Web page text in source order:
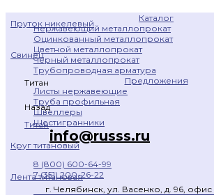
Пруток никелевый
Свинец
Титан
Назад
Титан
Круг титановый
Лента титановая
Каталог
Нержавеющий металлопрокат
Оцинкованный металлопрокат
Цветной металлопрокат
Черный металлопрокат
Трубопроводная арматура
Предложения
Листы нержавеющие
Труба профильная
Швеллеры
Шестигранники
info@russs.ru
8 (800) 600-64-99
7 (351) 200-26-22
г. Челябинск, ул. Васенко, д. 96, офис